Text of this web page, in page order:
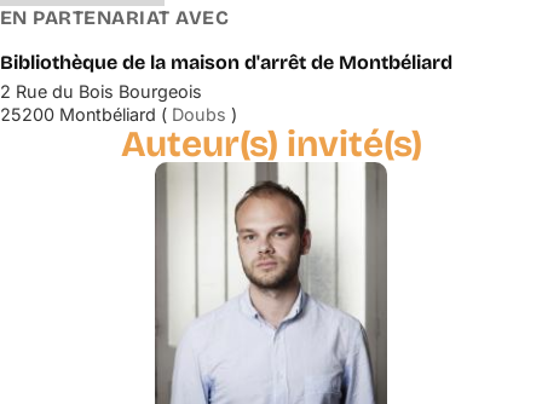
EN PARTENARIAT AVEC
Bibliothèque de la maison d'arrêt de Montbéliard
2 Rue du Bois Bourgeois
25200 Montbéliard ( Doubs )
Auteur(s) invité(s)